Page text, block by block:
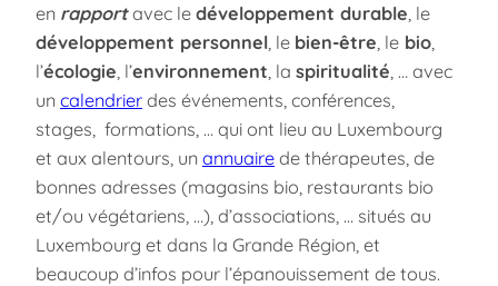
en rapportavec le développement durable, le
développement personnel, le bien-être, le bio,
l’écologie, l’environnement, la spiritualité, … avec
un calendrier des événements, conférences,
stages, formations, … qui ont lieu au Luxembourg
et aux alentours, un annuaire de thérapeutes, de
bonnes adresses (magasins bio, restaurants bio
et/ou végétariens, …), d’associations, … situés au
Luxembourg et dans la Grande Région, et
beaucoup d’infos pour l’épanouissement de tous.